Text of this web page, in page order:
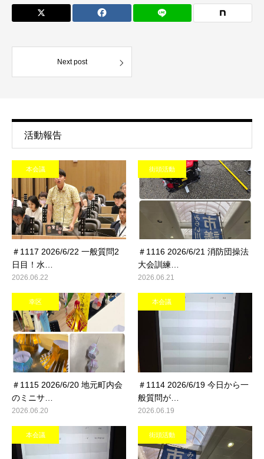
Next post
活動報告
本会議
＃1117 2026/6/22 一般質問2
日目！水…
2026.06.22
街頭活動
＃1116 2026/6/21 消防団操法
大会訓練…
2026.06.21
幸区
＃1115 2026/6/20 地元町内会
のミニサ…
2026.06.20
本会議
＃1114 2026/6/19 今日から一
般質問が…
2026.06.19
本会議 街頭活動